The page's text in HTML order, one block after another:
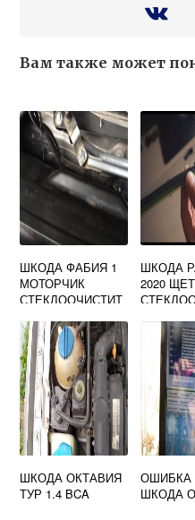
Вам также может
ШКОДА ФАБИЯ 1
МОТОРЧИК
СТЕКЛООЧИСТИТ
ШКОДА
2020
ШКОДА ОКТАВИЯ
ТУР 1.4 BCA
ОШИБКА
ШКОДА